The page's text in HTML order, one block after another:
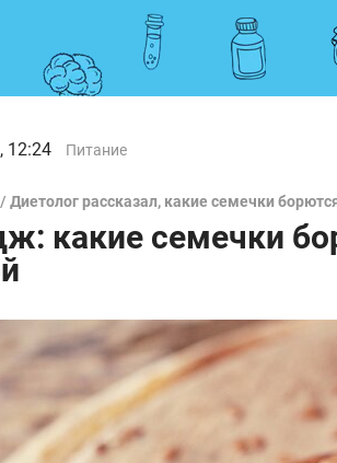
12:24 Питание
/ Диетолог рассказал, какие семечки
какие семечки